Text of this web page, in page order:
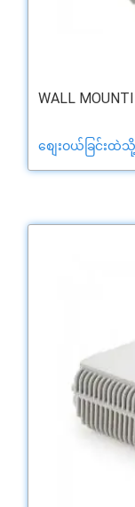
WALL
စျေးဝယ်ခြင်